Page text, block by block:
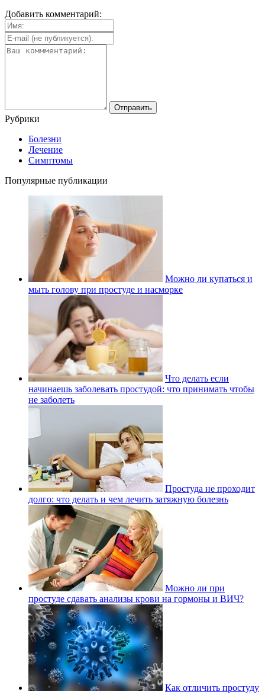
Добавить комментарий:
Рубрики
Болезни
Лечение
Симптомы
Популярные публикации
Можно ли купаться и
мыть голову при простуде и насморке
Что делать если
начинаешь заболевать простудой: что принимать чтобы
не заболеть
Простуда не проходит
долго: что делать и чем лечить затяжную болезнь
Можно ли при
простуде сдавать анализы крови на гормоны и ВИЧ?
Как отличить простуду